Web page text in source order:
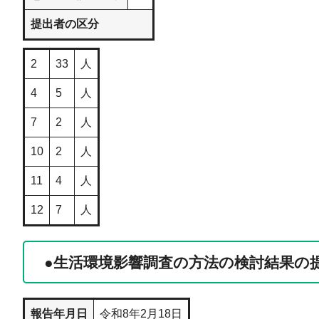
提出者の区分
2 33 人
4 5 人
7 2 人
10 2 人
11 4 人
12 7 人
●生活環境影響調査の方法の検討結果の
報告年月日 令和8年2月18日